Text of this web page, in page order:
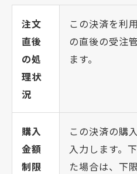
注文
直後
の処
理状
況
この決済を利
の直後の受注
ます。
購入
金額
制限
この決済の購
入力します。
た場合は、下